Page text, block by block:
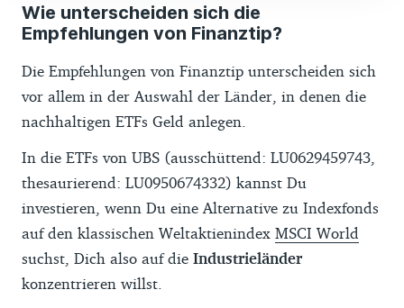
solche Unternehmen. Das liegt unter
anderem daran, dass der ETF auf eine
breite Streuung setzt. Er investiert nicht
vor allem in Unternehmen aus Branchen,
die Nachhaltigkeit fördern, sondern in
Unternehmen aus allen Branchen und der
ganzen Welt. Dabei wählt er jeweils die
nachhaltigsten Unternehmen der Branche
aus. Mehr zu dieser Konstruktion liest Du im
Kapitel Wie funktionieren nachhaltige
Wie unterscheiden sich die
Empfehlungen von Finanztip?
Die Empfehlungen von Finanztip unterscheiden sich
vor allem in der Auswahl der Länder, in denen die
nachhaltigen ETFs Geld anlegen.
In die ETFs von UBS (ausschüttend: LU0629459743,
thesaurierend: LU0950674332) kannst Du
investieren, wenn Du eine Alternative zu Indexfonds
auf den klassischen Weltaktienindex MSCI World
suchst, Dich also auf die Industrieländer
konzentrieren willst.